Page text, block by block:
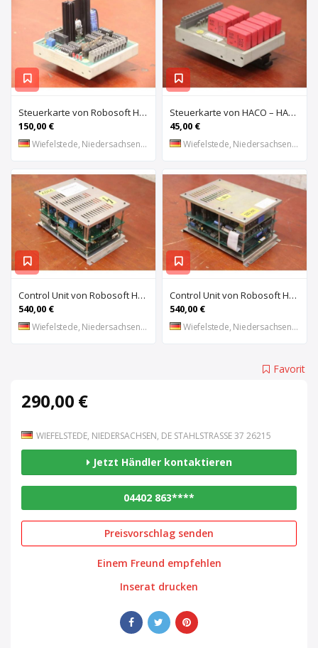
Steuerkarte von Robosoft HACO – HACC 013 PPES 30135
150,00 €
Wiefelstede, Niedersachsen, DE
Steuerkarte von HACO – HACE 032 PPES 30135
45,00 €
Wiefelstede, Niedersachsen, DE
Control Unit von Robosoft HACO – 411-1153 PPES 30135
540,00 €
Wiefelstede, Niedersachsen, DE
Control Unit von Robosoft HACO – 411-1084 / 412-0112 / 412-0094 PPES 30135
540,00 €
Wiefelstede, Niedersachsen, DE
Favorit
290,00 €
WIEFELSTEDE, NIEDERSACHSEN, DE STAHLSTRASSE 37 26215
Jetzt Händler kontaktieren
04402 863****
Preisvorschlag senden
Einem Freund empfehlen
Inserat drucken